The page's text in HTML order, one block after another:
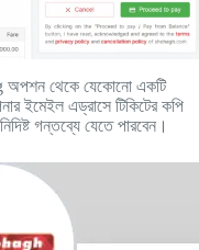
থেকে যেকোনো একটি
ইমেইল এড্রাসে টিকিটের কপি
গন্তব্যে যেতে পারবেন।